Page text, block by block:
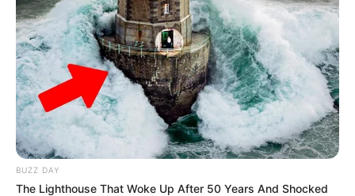
BUZZ DAY
The Lighthouse That Woke Up After 50 Years And Shocked